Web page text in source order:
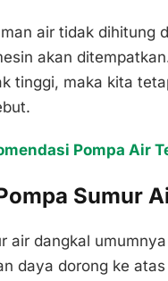
air tidak dihitung
akan
tinggi, maka kita
Pompa Air
Sumur
air dangkal
daya dorong ke